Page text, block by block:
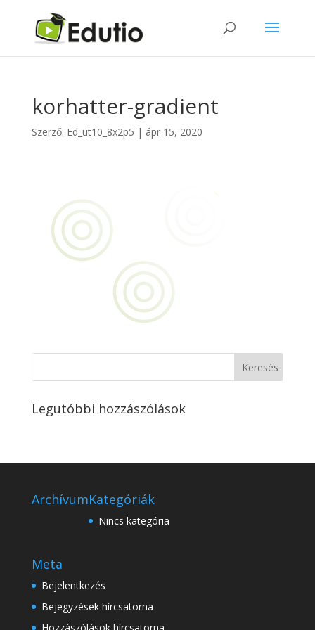
korhatter-gradient
Szerző: Ed_ut10_8x2p5 | ápr 15, 2020
Legutóbbi hozzászólások
ArchívumKategóriák
Nincs kategória
Meta
Bejelentkezés
Bejegyzések hírcsatorna